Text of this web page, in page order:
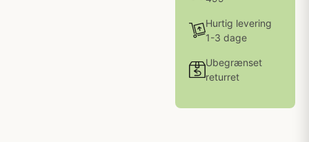
Hurtig levering
1-3 dage
Ubegrænset
returret